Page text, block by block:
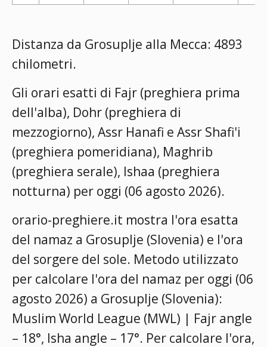
Distanza da Grosuplje alla Mecca: 4893
chilometri.
Gli orari esatti di Fajr (preghiera prima
dell'alba), Dohr (preghiera di
mezzogiorno), Assr Hanafi e Assr Shafi'i
(preghiera pomeridiana), Maghrib
(preghiera serale), Ishaa (preghiera
notturna) per oggi (06 agosto 2026).
orario-preghiere.it mostra l'ora esatta
del namaz a Grosuplje (Slovenia) e l'ora
del sorgere del sole. Metodo utilizzato
per calcolare l'ora del namaz per oggi (06
agosto 2026) a Grosuplje (Slovenia):
Muslim World League (MWL) | Fajr angle
– 18°, Isha angle – 17°. Per calcolare l'ora,